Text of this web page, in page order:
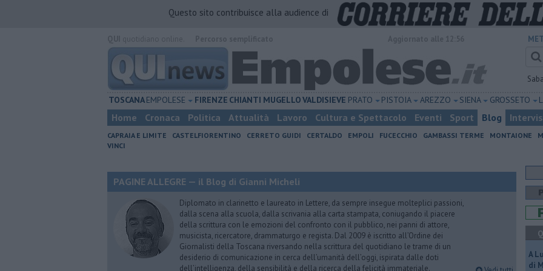
Questo sito contribuisce alla audience di
TOSCANAEMPOLESE FIRENZE CHIANTI MUGELLOVALDISIEVE PRATO PISTOIA AREZZO SIENA GROSSETO
Home Cronaca Politica Attualità Lavoro Cultura e Spettacolo Eventi Sport Blog
CAPRAIA E LIMITE CASTELFIORENTINO CERRETO GUIDI CERTALDO EMPOLI FUCECCHIO GAMBASSI TERME MONTAIONE
VINCI
PAGINE ALLEGRE — il Blog di Gianni Micheli
Diplomato in clarinetto e laureato in Lettere, da sempre insegue molteplici passioni,
dalla scena alla scuola, dalla scrivania alla carta stampata, coniugando il piacere
della scrittura con le emozioni del confronto con il pubblico, nei panni di attore,
musicista, ricercatore, drammaturgo e regista. Dal 2009 è iscritto all’Ordine dei
Giornalisti della Toscana riversando nella scrittura del quotidiano le trame di un
desiderio di comunicazione in cerca dell’umanità dell’oggi, ispirata dalle doti
dell’intelligenza, della sensibilità e della ricerca della felicità immateriale.
A
di